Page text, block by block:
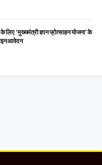
लिए ‘मुख्यमंत्री ज्ञान प्रोत्साहन योजना’ के
आवेदन